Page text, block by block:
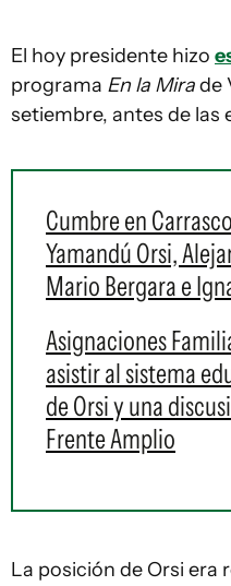
El hoy presidente hizo
programa En la Mirade
setiembre, antes de las
Cumbre en
Yamandú Orsi,
Mario Bergara e
Asignaciones
asistir al sistema
de Orsi y una
Frente Amplio
La posición de Orsi era